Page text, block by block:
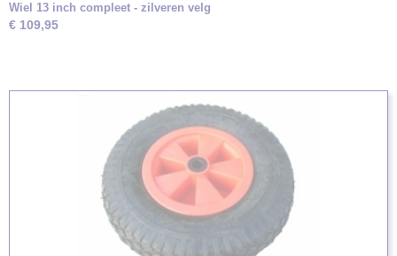
Wiel 13 inch compleet - zilveren velg
€ 109,95